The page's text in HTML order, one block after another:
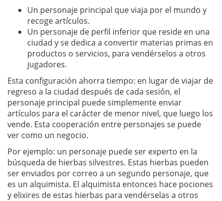
Un personaje principal que viaja por el mundo y
recoge artículos.
Un personaje de perfil inferior que reside en una
ciudad y se dedica a convertir materias primas en
productos o servicios, para vendérselos a otros
jugadores.
Esta configuración ahorra tiempo: en lugar de viajar de
regreso a la ciudad después de cada sesión, el
personaje principal puede simplemente enviar
artículos para el carácter de menor nivel, que luego los
vende. Esta cooperación entre personajes se puede
ver como un negocio.
Por ejemplo: un personaje puede ser experto en la
búsqueda de hierbas silvestres. Estas hierbas pueden
ser enviados por correo a un segundo personaje, que
es un alquimista. El alquimista entonces hace pociones
y elixires de estas hierbas para vendérselas a otros